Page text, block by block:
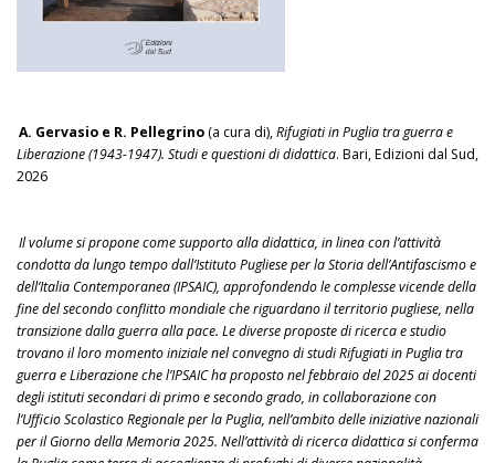
A. Gervasio e R. Pellegrino (a cura di),Rifugiati in Puglia tra guerra e
Liberazione (1943-1947). Studi e questioni di didattica. Bari, Edizioni dal Sud,
2026
Il volume si propone come supporto alla didattica, in linea con l’attività
condotta da lungo tempo dall’Istituto Pugliese per la Storia dell’Antifascismo e
dell’Italia Contemporanea (IPSAIC), approfondendo le complesse vicende della
fine del secondo conflitto mondiale che riguardano il territorio pugliese, nella
transizione dalla guerra alla pace. Le diverse proposte di ricerca e studio
trovano il loro momento iniziale nel convegno di studi Rifugiati in Puglia tra
guerra e Liberazione che l’IPSAIC ha proposto nel febbraio del 2025 ai docenti
degli istituti secondari di primo e secondo grado, in collaborazione con
l’Ufficio Scolastico Regionale per la Puglia, nell’ambito delle iniziative nazionali
per il Giorno della Memoria 2025. Nell’attività di ricerca didattica si conferma